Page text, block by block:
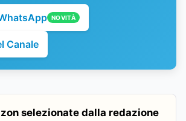
NOVITÀ
Canale
selezionate dalla redazione